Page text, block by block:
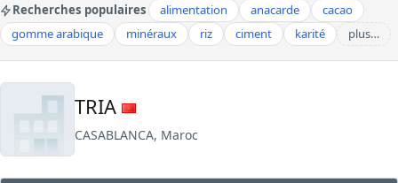
Recherches populaires alimentation anacarde
cacao
gomme arabique
minéraux riz ciment karité plus…
TRIA
CASABLANCA, Maroc